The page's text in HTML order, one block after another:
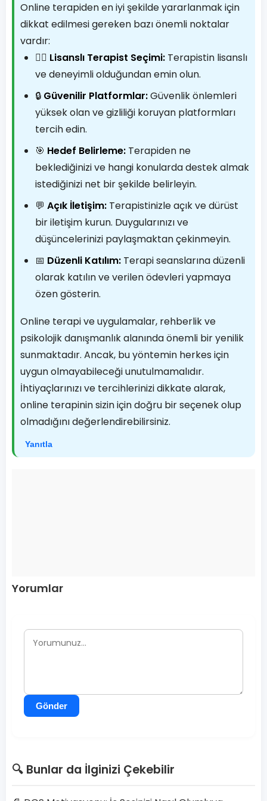
Online terapiden en iyi şekilde yararlanmak için
dikkat edilmesi gereken bazı önemli noktalar
vardır:
👨‍⚕️ Lisanslı Terapist Seçimi: Terapistin lisanslı
ve deneyimli olduğundan emin olun.
🔒 Güvenilir Platformlar:Güvenlik önlemleri
yüksek olan ve gizliliği koruyan platformları
tercih edin.
🎯 Hedef Belirleme: Terapiden ne
beklediğinizi ve hangi konularda destek almak
istediğinizi net bir şekilde belirleyin.
💬 Açık İletişim: Terapistinizle açık ve dürüst
bir iletişim kurun. Duygularınızı ve
düşüncelerinizi paylaşmaktan çekinmeyin.
📅 Düzenli Katılım: Terapi seanslarına düzenli
olarak katılın ve verilen ödevleri yapmaya
özen gösterin.
Online terapi ve uygulamalar, rehberlik ve
psikolojik danışmanlık alanında önemli bir yenilik
sunmaktadır. Ancak, bu yöntemin herkes için
uygun olmayabileceği unutulmamalıdır.
İhtiyaçlarınızı ve tercihlerinizi dikkate alarak,
online terapinin sizin için doğru bir seçenek olup
olmadığını değerlendirebilirsiniz.
Yanıtla
Yorumlar
Gönder
🔍 Bunlar da İlginizi Çekebilir